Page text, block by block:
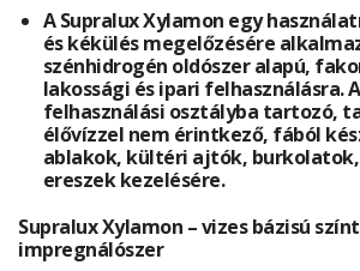
A Supralux Xylamon egy
és kékülés megelőzésére
szénhidrogén oldószer alapú,
lakossági és ipari felhasználásra.
felhasználási osztályba tartozó,
élővízzel nem érintkező, fából
ablakok, kültéri ajtók,
ereszek kezelésére.
Supralux Xylamon – vizes bázisú
impregnálószer